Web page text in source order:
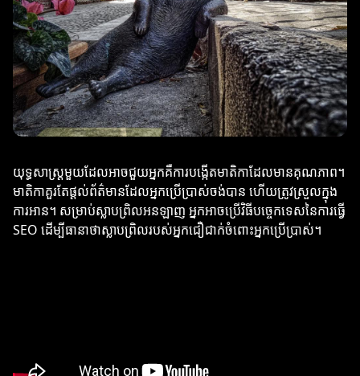
យុទ្ធសាស្ត្រមួយដែលអាចជួយអ្នកគឺការបង្កើតមាតិកាដែលមានគុណភាព។
មាតិកាគួរតែផ្តល់ព័ត៌មានដែលអ្នកប្រើប្រាស់ចង់បាន ហើយត្រូវស្រួលក្នុង
ការអាន។ សម្រាប់ស្លាបព្រិលអនឡាញ អ្នកអាចប្រើវិធីបច្ចេកទេសនៃការធ្វើ
SEO ដើម្បីធានាថាស្លាបព្រិលរបស់អ្នកជឿជាក់ចំពោះអ្នកប្រើប្រាស់។